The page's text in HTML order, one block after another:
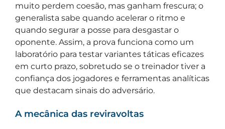
muito perdem coesão, mas ganham frescura; o
generalista sabe quando acelerar o ritmo e
quando segurar a posse para desgastar o
oponente. Assim, a prova funciona como um
laboratório para testar variantes táticas eficazes
em curto prazo, sobretudo se o treinador tiver a
confiança dos jogadores e ferramentas analíticas
que destacam sinais do adversário.
A mecânica das reviravoltas